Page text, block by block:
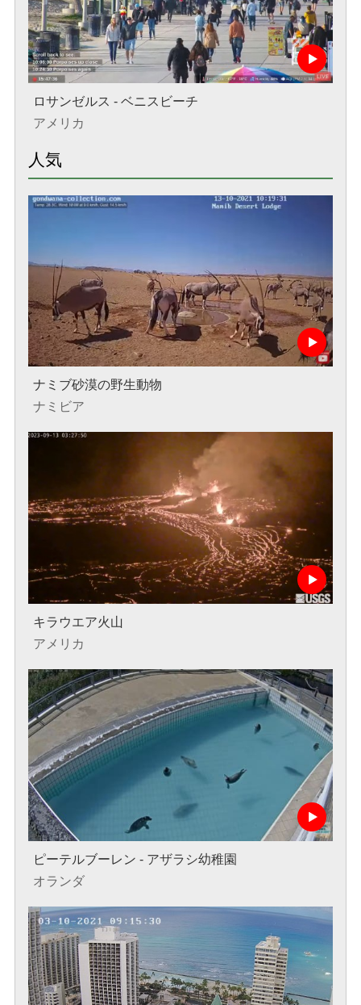
ロサンゼルス - ベニスビーチ
アメリカ
人気
ナミブ砂漠の野生動物
ナミビア
キラウエア火山
アメリカ
ピーテルブーレン - アザラシ幼稚園
オランダ